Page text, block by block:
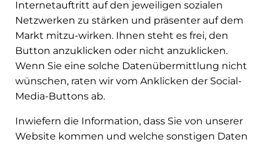
Internetauftritt auf den jeweiligen sozialen
Netzwerken zu stärken und präsenter auf dem
Markt mitzu-wirken. Ihnen steht es frei, den
Button anzuklicken oder nicht anzuklicken.
Wenn Sie eine solche Datenübermittlung nicht
wünschen, raten wir vom Anklicken der Social-
Media-Buttons ab.
Inwiefern die Information, dass Sie von unserer
Website kommen und welche sonstigen Daten